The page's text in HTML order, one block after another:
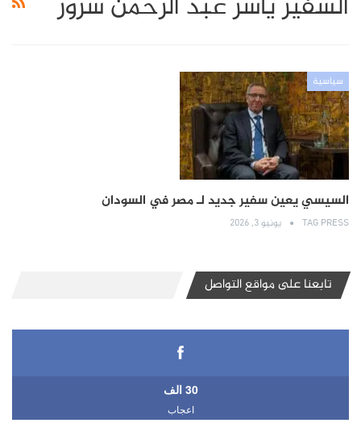
سياسية
السيسي يعين سفير جديد لـ مصر في السودان
TAG PRESS يونيو 3, 2026
تابعنا على مواقع التواصل
30 الف
اعجاب